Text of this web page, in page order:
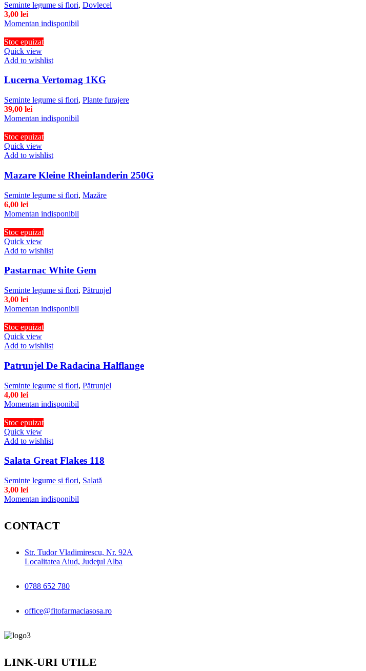
Seminte legume si flori, Dovlecel
3,00 lei
Momentan indisponibil
Stoc epuizat
Quick view
Add to wishlist
Lucerna Vertomag 1KG
Seminte legume si flori, Plante furajere
39,00 lei
Momentan indisponibil
Stoc epuizat
Quick view
Add to wishlist
Mazare Kleine Rheinlanderin 250G
Seminte legume si flori, Mazăre
6,00 lei
Momentan indisponibil
Stoc epuizat
Quick view
Add to wishlist
Pastarnac White Gem
Seminte legume si flori, Pătrunjel
3,00 lei
Momentan indisponibil
Stoc epuizat
Quick view
Add to wishlist
Patrunjel De Radacina Halflange
Seminte legume si flori, Pătrunjel
4,00 lei
Momentan indisponibil
Stoc epuizat
Quick view
Add to wishlist
Salata Great Flakes 118
Seminte legume si flori, Salată
3,00 lei
Momentan indisponibil
CONTACT
Str. Tudor Vladimirescu, Nr. 92A
Localitatea Aiud, Judeţul Alba
0788 652 780
office@fitofarmaciasosa.ro
LINK-URI UTILE